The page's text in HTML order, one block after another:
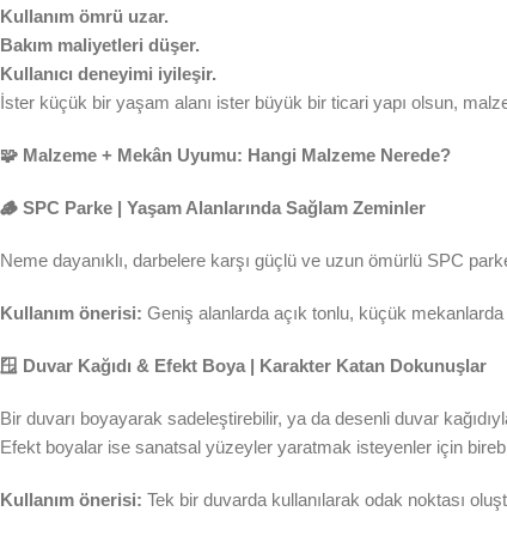
Kullanım ömrü uzar.
Bakım maliyetleri düşer.
Kullanıcı deneyimi iyileşir.
İster küçük bir yaşam alanı ister büyük bir ticari yapı olsun,
🧩 Malzeme + Mekân Uyumu: Hangi Malzeme Nerede?
🪵 SPC Parke | Yaşam Alanlarında Sağlam Zeminler
Neme dayanıklı, darbelere karşı güçlü ve uzun ömürlü SPC
Kullanım önerisi: Geniş alanlarda açık tonlu, küçük
🪟 Duvar Kağıdı & Efekt Boya | Karakter Katan Dokunuşlar
Bir duvarı boyayarak sadeleştirebilir, ya da desenli duvar
Efekt boyalar ise sanatsal yüzeyler yaratmak isteyenler için
Kullanım önerisi: Tek bir duvarda kullanılarak odak noktası